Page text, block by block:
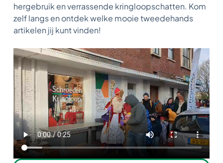
hergebruik en verrassende kringloopschatten. Kom
zelf langs en ontdek welke mooie tweedehands
artikelen jij kunt vinden!